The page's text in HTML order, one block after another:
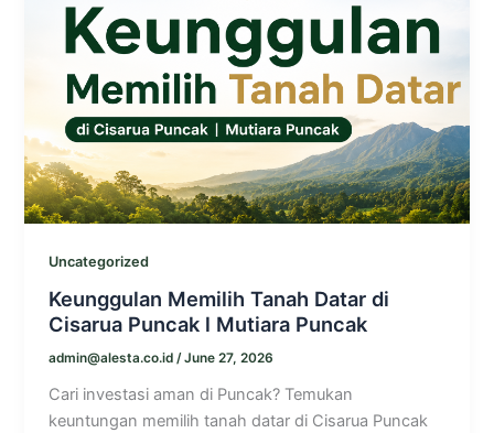
Uncategorized
Keunggulan Memilih Tanah Datar di
Cisarua Puncak l Mutiara Puncak
admin@alesta.co.id/June 27, 2026
Cari investasi aman di Puncak? Temukan
keuntungan memilih tanah datar di Cisarua Puncak